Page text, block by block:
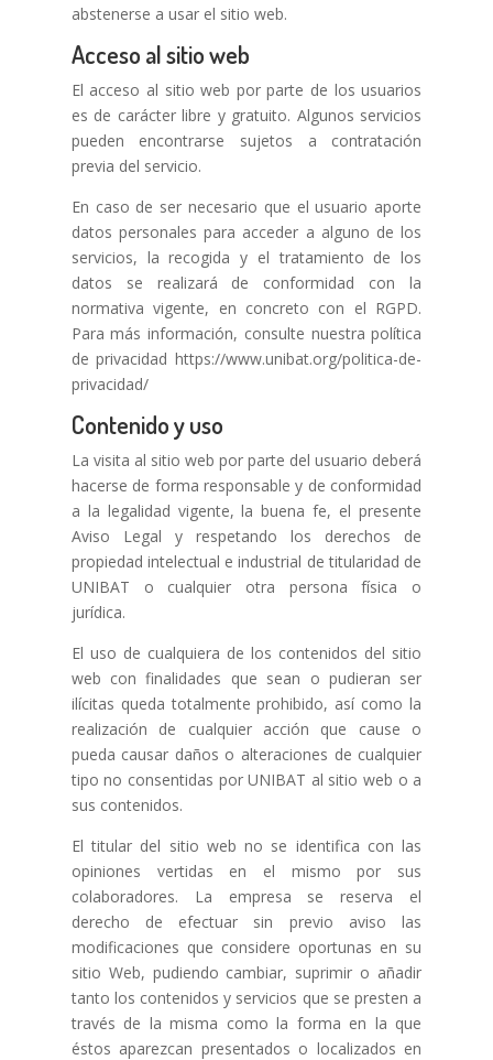
abstenerse a usar el sitio web.
Acceso al sitio web
El acceso al sitio web por parte de los usuarios
es de carácter libre y gratuito. Algunos servicios
pueden encontrarse sujetos a contratación
previa del servicio.
En caso de ser necesario que el usuario aporte
datos personales para acceder a alguno de los
servicios, la recogida y el tratamiento de los
datos se realizará de conformidad con la
normativa vigente, en concreto con el RGPD.
Para más información, consulte nuestra política
de privacidad https://www.unibat.org/politica-de-
privacidad/
Contenido y uso
La visita al sitio web por parte del usuario deberá
hacerse de forma responsable y de conformidad
a la legalidad vigente, la buena fe, el presente
Aviso Legal y respetando los derechos de
propiedad intelectual e industrial de titularidad de
UNIBAT o cualquier otra persona física o
jurídica.
El uso de cualquiera de los contenidos del sitio
web con finalidades que sean o pudieran ser
ilícitas queda totalmente prohibido, así como la
realización de cualquier acción que cause o
pueda causar daños o alteraciones de cualquier
tipo no consentidas por UNIBAT al sitio web o a
sus contenidos.
El titular del sitio web no se identifica con las
opiniones vertidas en el mismo por sus
colaboradores. La empresa se reserva el
derecho de efectuar sin previo aviso las
modificaciones que considere oportunas en su
sitio Web, pudiendo cambiar, suprimir o añadir
tanto los contenidos y servicios que se presten a
través de la misma como la forma en la que
éstos aparezcan presentados o localizados en